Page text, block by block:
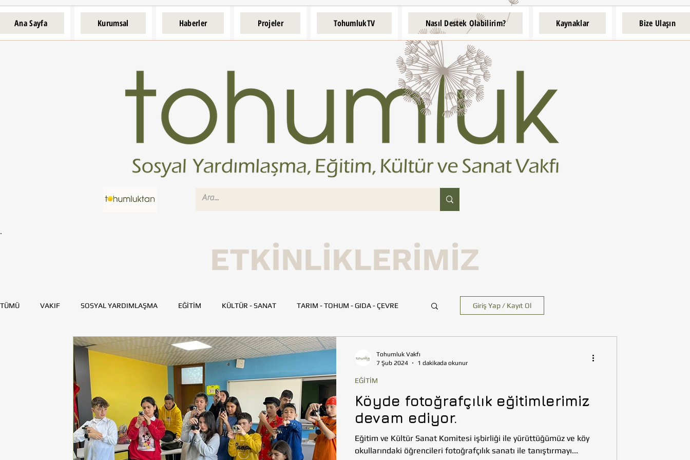
Ana Sayfa Kurumsal Haberler Projeler TohumlukTV Nasıl Destek Olabilirim? Kaynaklar Bize Ulaşın
ETKİNLİKLERİMİZ
TÜMÜ VAKIF SOSYAL YARDIMLAŞMA EĞİTİM KÜLTÜR - SANAT TARIM - TOHUM - GIDA - ÇEVRE
SAĞLIK KAYNAK GELİŞTİRME GENÇ TOHUMLUK İLETİŞİM TOHUMLUK TV
DENİZLİ ESKİŞEHİR HATAY İSTANBUL
TOHUMLUKTAN TOHUMLUK YAZARLARI BİLİM VE TEKNOLOJİ GEZİ
Giriş Yap / Kayıt Ol
Köyde fotoğrafçılık eğitimlerimiz
devam ediyor.
Eğitim ve Kültür Sanat Komitesi işbirliği ile yürüttüğümüz ve köy
okullarındaki öğrencileri fotoğrafçılık sanatı ile tanıştırmayı...
EĞİTİM
Tohumluk Vakfı
7 Şub 2024
1 dakikada okunur